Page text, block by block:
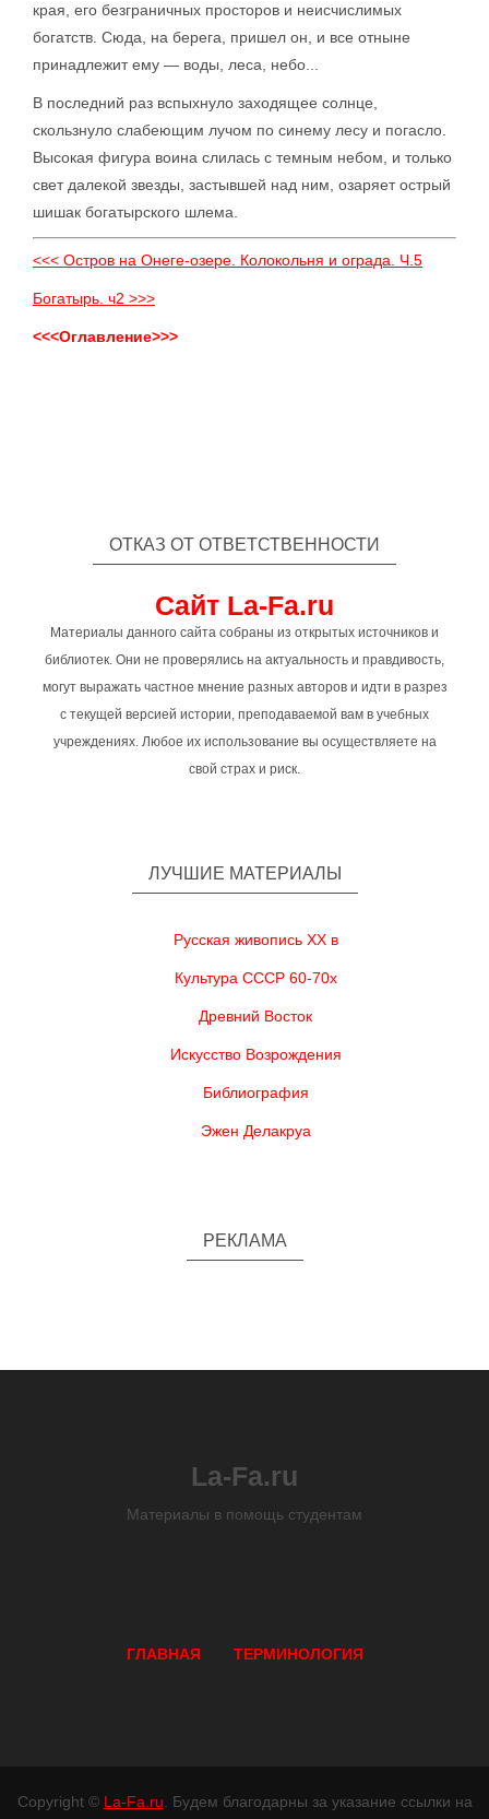
края, его безграничных просторов и неисчислимых
богатств. Сюда, на берега, пришел он, и все отныне
принадлежит ему — воды, леса, небо...
В последний раз вспыхнуло заходящее солнце,
скользнуло слабеющим лучом по синему лесу и погасло.
Высокая фигура воина слилась с темным небом, и только
свет далекой звезды, застывшей над ним, озаряет острый
шишак богатырского шлема.
<<< Остров на Онеге-озере. Колокольня и ограда. Ч.5
Богатырь. ч2 >>>
<<<Оглавление>>>
ОТКАЗ ОТ ОТВЕТСТВЕННОСТИ
Сайт La-Fa.ru
Материалы данного сайта собраны из открытых источников и
библиотек. Они не проверялись на актуальность и правдивость,
могут выражать частное мнение разных авторов и идти в разрез
с текущей версией истории, преподаваемой вам в учебных
учреждениях. Любое их использование вы осуществляете на
свой страх и риск.
ЛУЧШИЕ МАТЕРИАЛЫ
Русская живопись XX в
Культура СССР 60-70х
Древний Восток
Искусство Возрождения
Библиография
Эжен Делакруа
РЕКЛАМА
La-Fa.ru
Материалы в помощь студентам
ГЛАВНАЯ ТЕРМИНОЛОГИЯ
Copyright © La-Fa.ru . Будем благодарны за указание ссылки на